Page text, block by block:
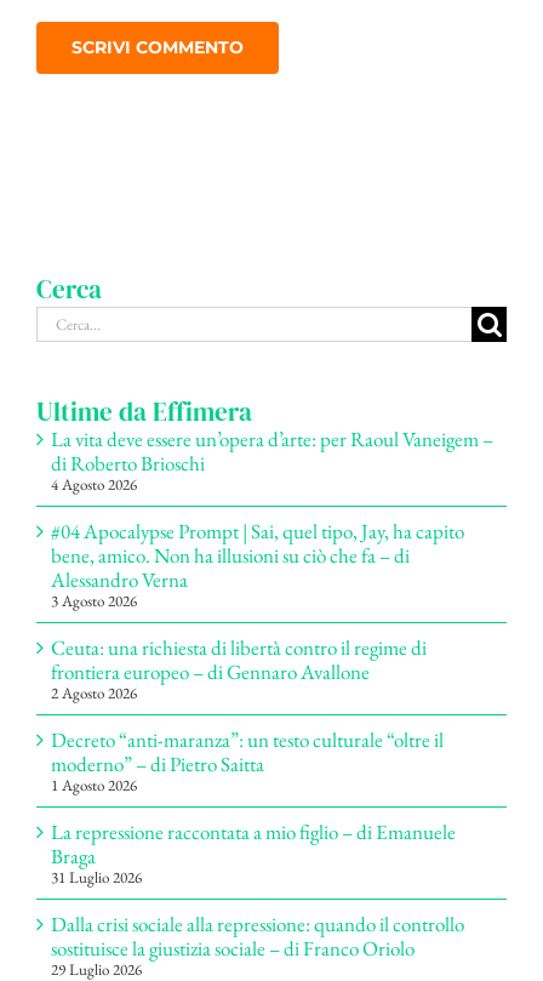
Cerca
Cerca
per:
Ultime da Effimera
La vita deve essere un’opera d’arte: per Raoul Vaneigem –
di Roberto Brioschi
4 Agosto 2026
#04 Apocalypse Prompt | Sai, quel tipo, Jay, ha capito
bene, amico. Non ha illusioni su ciò che fa – di
Alessandro Verna
3 Agosto 2026
Ceuta: una richiesta di libertà contro il regime di
frontiera europeo – di Gennaro Avallone
2 Agosto 2026
Decreto “anti-maranza”: un testo culturale “oltre il
moderno” – di Pietro Saitta
1 Agosto 2026
La repressione raccontata a mio figlio – di Emanuele
Braga
31 Luglio 2026
Dalla crisi sociale alla repressione: quando il controllo
sostituisce la giustizia sociale – di Franco Oriolo
29 Luglio 2026